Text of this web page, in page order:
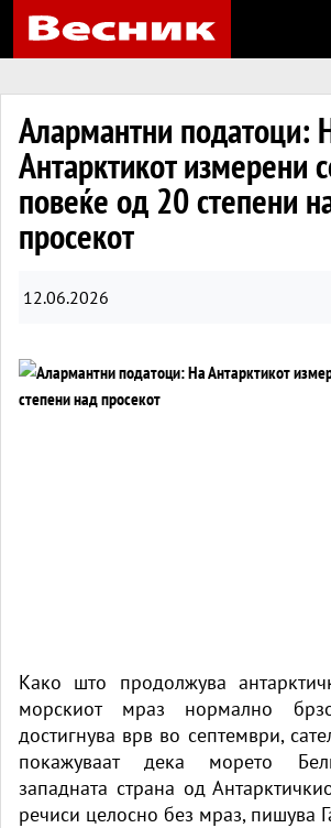
Алармантни податоци:
Антарктикот измерени
повеќе од 20 степени
просекот
12.06.2026
Како што продолжува
морскиот мраз нормално
достигнува врв во септември,
покажуваат дека морето
западната страна од
речиси целосно без мраз, пишува